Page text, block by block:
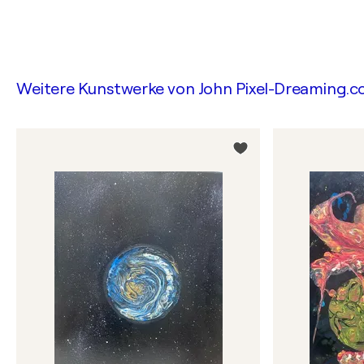
Weitere Kunstwerke von John Pixel-